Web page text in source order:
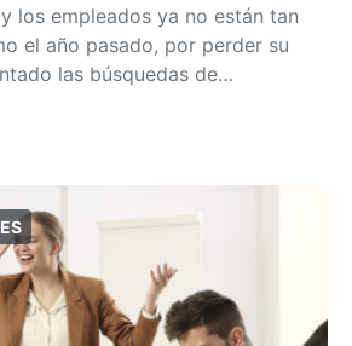
los empleados ya no están tan
el año pasado, por perder su
las búsquedas de…